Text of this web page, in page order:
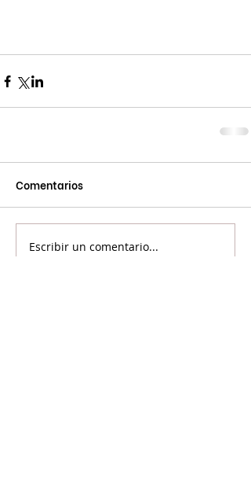
Comentarios
Escribir un comentario...